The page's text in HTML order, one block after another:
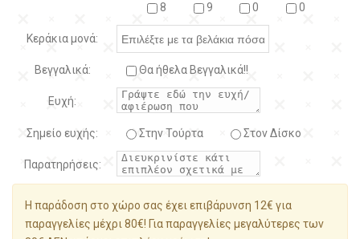
8
9 0 0
Κεράκια μονά:
Βεγγαλικά: Θα ήθελα Βεγγαλικά!!
Ευχή:
Σημείο ευχής: Στην Τούρτα Στον Δίσκο
Παρατηρήσεις:
Η παράδοση στο χώρο σας έχει επιβάρυνση 12€ για
παραγγελίες μέχρι 80€! Για παραγγελίες μεγαλύτερες των